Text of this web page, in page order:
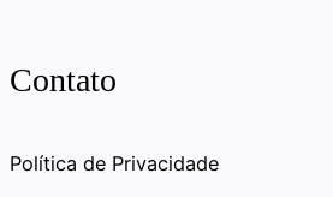
Contato
Política de Privacidade